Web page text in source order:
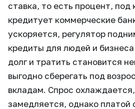
ставка, то есть процент, под
кредитует коммерческие
ускоряется, регулятор
кредиты для людей и
долг и тратить становится
выгодно сберегать под
вкладам. Спрос
замедляется, однако платой